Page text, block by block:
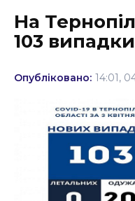
Культура
Освіта
Політика
Соціум
На
103 випадки
Опубліковано: 14:01,